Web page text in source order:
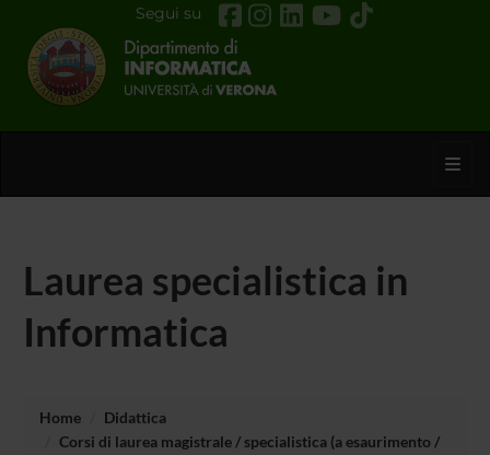
Segui su
Laurea specialistica in
Informatica
Home
Didattica
Corsi di laurea magistrale / specialistica (a esaurimento /